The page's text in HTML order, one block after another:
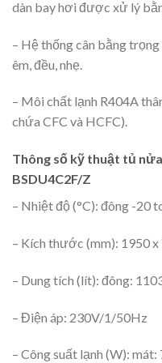
dàn bay hơi được xử lý
– Hệ thống cân bằng
êm, đều, nhẹ.
– Môi chất lạnh R404A
chứa CFC và HCFC).
Thông số kỹ thuật tủ
BSDU4C2F/Z
– Nhiệt độ (°C): đông -20
– Kích thước (mm): 1950
– Dung tích (lít): đông:
– Điện áp: 230V/1/50Hz
– Công suất lạnh (W):